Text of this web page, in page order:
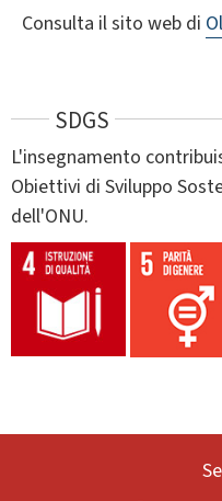
Consulta il sito web di
SDGS
L'insegnamento
Obiettivi di Sviluppo
dell'ONU.